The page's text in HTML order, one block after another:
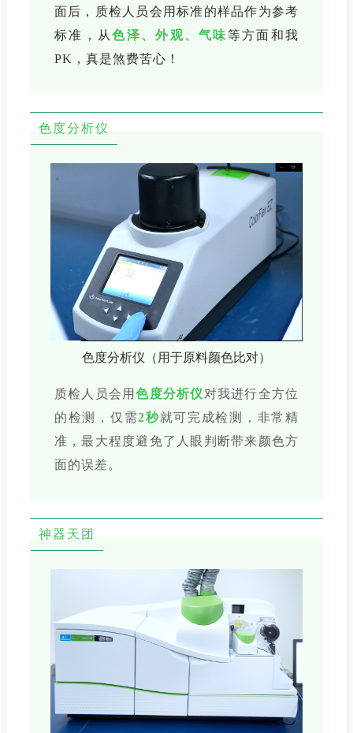
面后，质检人员会用标准的样品作为参考
标准，从色泽、外观、气味等方面和我
PK，真是煞费苦心！
色度分析仪
色度分析仪（用于原料颜色比对）
质检人员会用色度分析仪 对我进行全方位
的检测，仅需2秒就可完成检测，非常精
准，最大程度避免了人眼判断带来颜色方
面的误差。
神器天团